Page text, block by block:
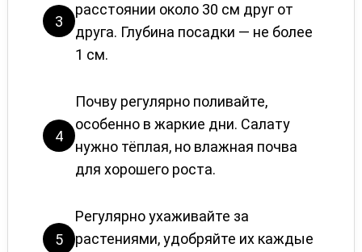
3
расстоянии около 30 см друг от
друга. Глубина посадки — не более
1 см.
4
Почву регулярно поливайте,
особенно в жаркие дни. Салату
нужно тёплая, но влажная почва
для хорошего роста.
5
Регулярно ухаживайте за
растениями, удобряйте их каждые